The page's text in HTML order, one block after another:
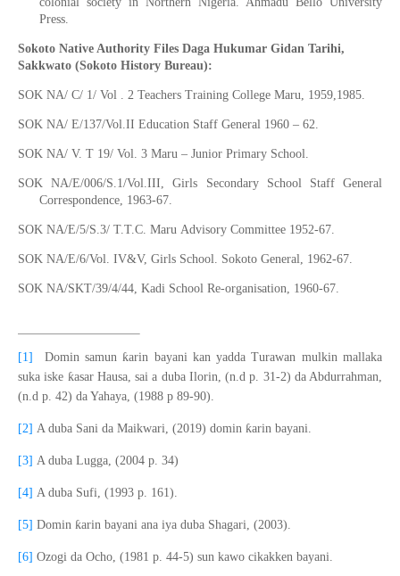
Press.
Sokoto Native Authority Files Daga Hukumar Gidan Tarihi,
Sakkwato (Sokoto History Bureau):
SOK NA/ C/ 1/ Vol . 2 Teachers Training College Maru, 1959,1985.
SOK NA/ E/137/Vol.II Education Staff General 1960 – 62.
SOK NA/ V. T 19/ Vol. 3 Maru – Junior Primary School.
SOK NA/E/006/S.1/Vol.III, Girls Secondary School Staff General
Correspondence, 1963-67.
SOK NA/E/5/S.3/ T.T.C. Maru Advisory Committee 1952-67.
SOK NA/E/6/Vol. IV&V, Girls School. Sokoto General, 1962-67.
SOK NA/SKT/39/4/44, Kadi School Re-organisation, 1960-67.
[1] Domin samunƙarin bayani kan yadda Turawan mulkin mallaka
suka iske ƙasar Hausa, sai a duba Ilorin, (n.d p. 31-2) da Abdurrahman,
(n.d p. 42) da Yahaya, (1988 p 89-90).
[2] A duba Sani da Maikwari, (2019) domin ƙarin bayani.
[3] A duba Lugga, (2004 p. 34)
[4] A duba Sufi, (1993 p. 161).
[5] Domin ƙarin bayani ana iya duba Shagari, (2003).
[6] Ozogi da Ocho, (1981 p. 44-5) sun kawo cikakken bayani.